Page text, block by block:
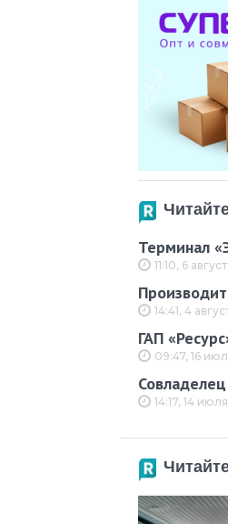
Терминал
11:10, 6
14:41, 4
ГАП
09:47, 16
14:17, 14